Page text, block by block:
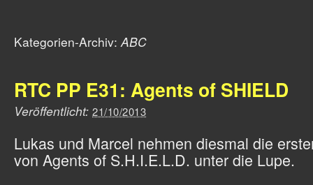
Kategorien-Archiv:ABC
RTC PP E31: Agents of SHIELD
Veröffentlicht: 21/10/2013
Lukas und Marcel nehmen diesmal die
von Agents of S.H.I.E.L.D. unter die Lupe.